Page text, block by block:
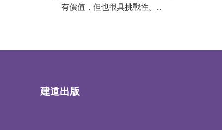
有價值，但也很具挑戰性。…
建道出版